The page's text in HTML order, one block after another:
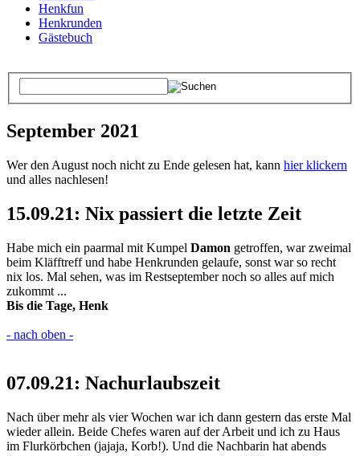
Henkfun
Henkrunden
Gästebuch
September 2021
Wer den August noch nicht zu Ende gelesen hat, kann hier klickern
und alles nachlesen!
15.09.21: Nix passiert die letzte Zeit
Habe mich ein paarmal mit Kumpel Damon getroffen, war zweimal
beim Kläfftreff und habe Henkrunden gelaufe, sonst war so recht
nix los. Mal sehen, was im Restseptember noch so alles auf mich
zukommt ...
Bis die Tage, Henk
- nach oben -
07.09.21: Nachurlaubszeit
Nach über mehr als vier Wochen war ich dann gestern das erste Mal
wieder allein. Beide Chefes waren auf der Arbeit und ich zu Haus
im Flurkörbchen (jajaja, Korb!). Und die Nachbarin hat abends